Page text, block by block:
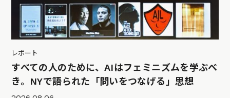
レポート
すべての人のために、AIはフェミニズムを学ぶべ
き。NYで語られた「問いをつなげる」思想